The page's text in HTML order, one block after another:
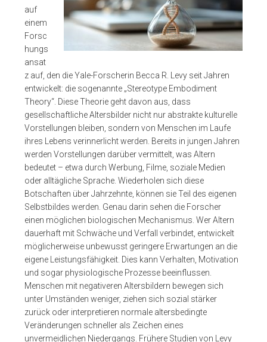
auf
einem
Forsc
hungs
ansat
z auf, den die Yale-Forscherin Becca R. Levy seit Jahren
entwickelt: die sogenannte „Stereotype Embodiment
Theory“. Diese Theorie geht davon aus, dass
gesellschaftliche Altersbilder nicht nur abstrakte kulturelle
Vorstellungen bleiben, sondern von Menschen im Laufe
ihres Lebens verinnerlicht werden. Bereits in jungen Jahren
werden Vorstellungen darüber vermittelt, was Altern
bedeutet – etwa durch Werbung, Filme, soziale Medien
oder alltägliche Sprache. Wiederholen sich diese
Botschaften über Jahrzehnte, können sie Teil des eigenen
Selbstbildes werden. Genau darin sehen die Forscher
einen möglichen biologischen Mechanismus. Wer Altern
dauerhaft mit Schwäche und Verfall verbindet, entwickelt
möglicherweise unbewusst geringere Erwartungen an die
eigene Leistungsfähigkeit. Dies kann Verhalten, Motivation
und sogar physiologische Prozesse beeinflussen.
Menschen mit negativeren Altersbildern bewegen sich
unter Umständen weniger, ziehen sich sozial stärker
zurück oder interpretieren normale altersbedingte
Veränderungen schneller als Zeichen eines
unvermeidlichen Niedergangs. Frühere Studien von Levy